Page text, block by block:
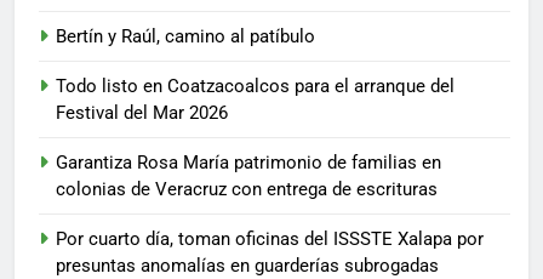
Bertín y Raúl, camino al patíbulo
Todo listo en Coatzacoalcos para el arranque del
Festival del Mar 2026
Garantiza Rosa María patrimonio de familias en
colonias de Veracruz con entrega de escrituras
Por cuarto día, toman oficinas del ISSSTE Xalapa por
presuntas anomalías en guarderías subrogadas